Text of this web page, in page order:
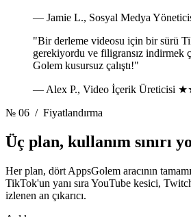
— Jamie L., Sosyal Medya
"Bir derleme videosu için bir sürü
gerekiyordu ve filigransız
Golem kusursuz çalıştı!"
— Alex P., Video İçerik Üreticisi
№ 06 / Fiyatlandırma
Üç plan, kullanım sınırı
Her plan, dört AppsGolem aracının
TikTok'un yanı sıra YouTube kesici,
izlenen an çıkarıcı.